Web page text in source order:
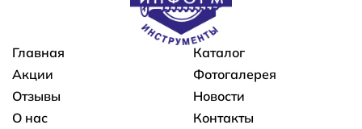
Основная навигация
Главная
Каталог
Акции
Фотогалерея
Отзывы
Новости
О нас
Контакты